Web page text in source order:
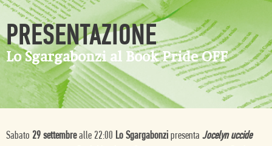
PRESENTAZIONE
Lo Sgargabonzi al Book Pride OFF
Sabato 29 settembrealle 22:00 Lo Sgargabonzi presenta Jocelyn uccide